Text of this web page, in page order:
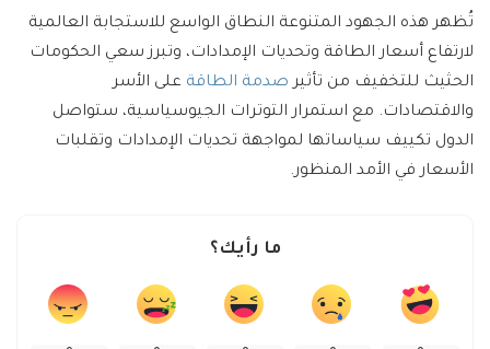
تُظهر هذه الجهود المتنوعة النطاق الواسع للاستجابة العالمية
لارتفاع أسعار الطاقة وتحديات الإمدادات، وتبرز سعي الحكومات
الحثيث للتخفيف من تأثير صدمة الطاقة على الأسر
والاقتصادات. مع استمرار التوترات الجيوسياسية، ستواصل
الدول تكييف سياساتها لمواجهة تحديات الإمدادات وتقلبات
الأسعار في الأمد المنظور.
ما رأيك؟